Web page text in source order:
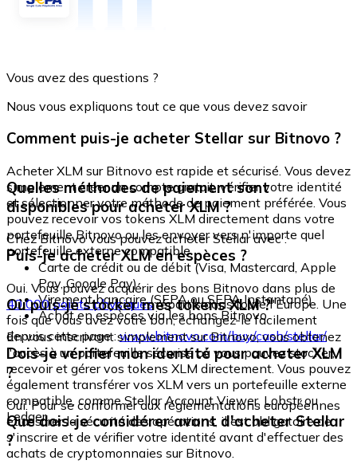
Vous avez des questions ?
Nous vous expliquons tout ce que vous devez savoir
Comment puis-je acheter Stellar sur Bitnovo ?
Acheter XLM sur Bitnovo est rapide et sécurisé. Vous devez
simplement créer un compte gratuit, vérifier votre identité
et sélectionner votre méthode de paiement préférée. Vous
pouvez recevoir vos tokens XLM directement dans votre
portefeuille Bitnovo ou les envoyer vers n'importe quel
portefeuille externe compatible.
Quelles méthodes de paiement sont
disponibles pour acheter XLM ?
Chez Bitnovo vous pouvez acheter Stellar avec :
Carte de crédit ou de débit (Visa, Mastercard, Apple
Pay, Google Pay)
Virement bancaire (SEPA ou SEPA Instantané)
Achat en espèces via les bons Bitnovo
Puis-je acheter XLM en espèces ?
Oui. Vous pouvez acquérir des bons Bitnovo dans plus de
40 000 points physiquesrépartis dans toute l'Europe. Une
fois que vous avez votre bon, échangez-le facilement
depuis cette page :www.bitnovo.com/buy/cash/stellar/
Où puis-je stocker mes tokens XLM ?
En vous inscrivant simplement sur Bitnovo, vous obtenez
l'accès à un portefeuille sécurisé où vous pouvez stocker,
recevoir et gérer vos tokens XLM directement. Vous pouvez
également transférer vos XLM vers un portefeuille externe
compatible, comme Stellar Account Viewer, Lobstr ou
Ledger.
Dois-je vérifier mon identité pour acheter XLM
?
Oui. Pour se conformer aux réglementations européennes
et assurer la sécurité des opérations, il est obligatoire de
s'inscrire et de vérifier votre identité avant d'effectuer des
achats de cryptomonnaies sur Bitnovo.
Que dois-je considérer avant d'acheter Stellar
?